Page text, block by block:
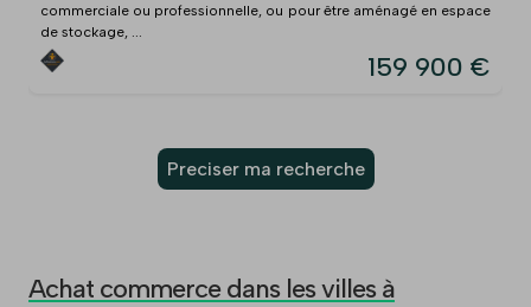
commerciale ou professionnelle, ou pour être aménagé en espace
de stockage, ...
159 900 €
Preciser ma recherche
Achat commerce dans les villes à